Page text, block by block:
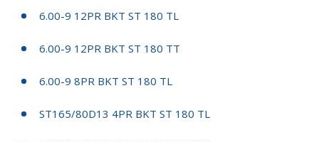
6.00-9 12PR BKT ST 180 TL
6.00-9 12PR BKT ST 180 TT
6.00-9 8PR BKT ST 180 TL
ST165/80D13 4PR BKT ST 180 TL